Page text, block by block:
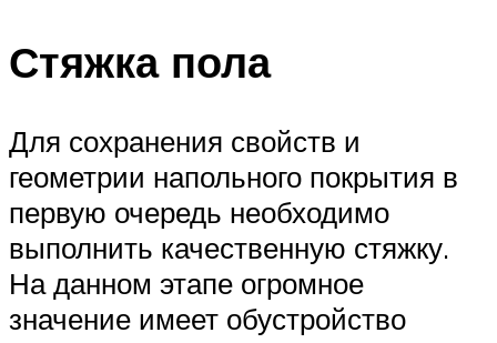
Стяжка пола
Для сохранения свойств и
геометрии напольного покрытия в
первую очередь необходимо
выполнить качественную стяжку.
На данном этапе огромное
значение имеет обустройство